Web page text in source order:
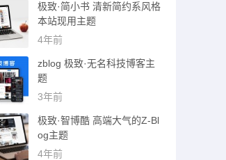
极致·简小书 清新简约系风格
本站现用主题
4年前
zblog 极致·无名科技博客主
题
3年前
极致·智博酷 高端大气的Z-Bl
og主题
4年前